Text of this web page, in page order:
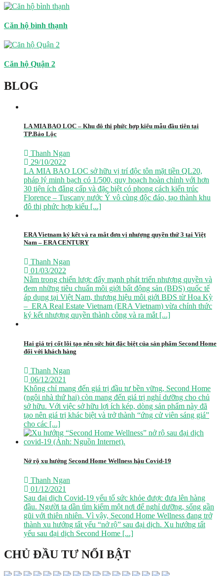
Căn hộ bình thạnh
Căn hộ Quận 2
BLOG
LA MIA BAO LOC – Khu đô thị phức hợp kiểu mẫu đầu tiên tại
TP.Bảo Lộc
Thanh Ngan
29/10/2022
LA MIA BAO LOC sở hữu vị trí độc tôn mặt tiền QL20,
pháp lý minh bạch có 1/500, quy hoạch hoàn chỉnh với hơn
30 tiện ích đẳng cấp và đặc biệt có phong cách kiến trúc
Florence – Tuscany nước Ý vô cùng độc đáo, tạo thành khu
đô thị phức hợp kiểu [...]
ERA Vietnam ký kết và ra mắt đơn vị nhượng quyền thứ 3 tại Việt
Nam – ERA CENTURY
Thanh Ngan
01/03/2022
Nằm trong chiến lược đẩy mạnh phát triển nhượng quyền và
đem những tiêu chuẩn môi giới bất động sản (BĐS) quốc tế
áp dụng tại Việt Nam, thương hiệu môi giới BĐS từ Hoa Kỳ
– ERA Real Estate Vietnam (ERA Vietnam) vừa chính thức
ký kết nhượng quyền thành công và ra mắt [...]
Hai giá trị cốt lõi tạo nên sức hút đặc biệt của sản phẩm Second Home
đối với khách hàng
Thanh Ngan
06/12/2021
Không chỉ mang đến giá trị đầu tư bền vững, Second Home
(ngôi nhà thứ hai) còn mang đến giá trị nghỉ dưỡng cho chủ
sở hữu. Với việc sở hữu lợi ích kép, dòng sản phẩm này đã
tạo nên giá trị khác biệt và trở thành “ứng cử viên sáng giá”
cho các [...]
Nở rộ xu hướng Second Home Wellness hậu Covid-19
Thanh Ngan
01/12/2021
Sau đại dịch Covid-19 yếu tố sức khỏe được đưa lên hàng
đầu. Người ta dần tìm kiếm một nơi để nghỉ dưỡng, sống gần
gũi với thiên nhiên. Vì vậy, Second Home Wellness đang trở
thành xu hướng tất yếu “nở rộ” sau đại dịch. Xu hướng tất
yếu sau đại dịch Second Home [...]
CHỦ ĐẦU TƯ NỔI BẬT